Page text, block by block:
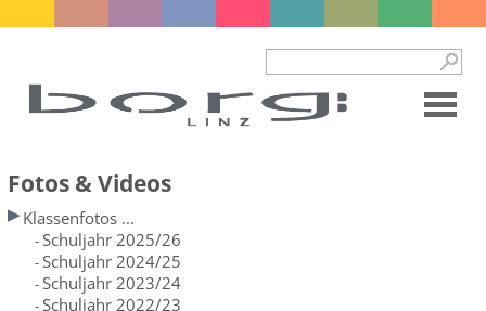
Fotos & Videos
Klassenfotos ...
-Schuljahr 2025/26
-Schuljahr 2024/25
-Schuljahr 2023/24
-Schuljahr 2022/23